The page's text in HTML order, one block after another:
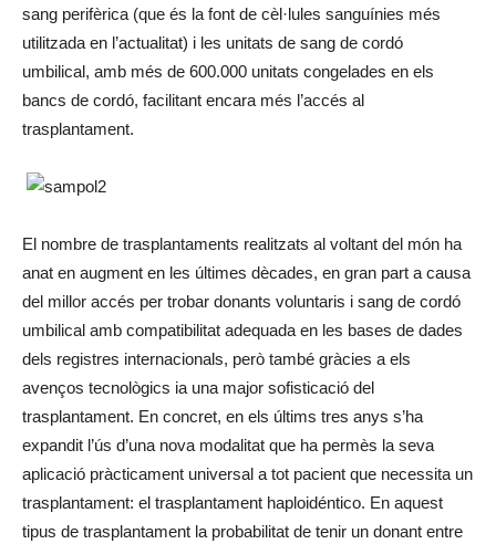
sang perifèrica (que és la font de cèl·lules sanguínies més
utilitzada en l’actualitat) i les unitats de sang de cordó
umbilical, amb més de 600.000 unitats congelades en els
bancs de cordó, facilitant encara més l’accés al
trasplantament.
El nombre de trasplantaments realitzats al voltant del món ha
anat en augment en les últimes dècades, en gran part a causa
del millor accés per trobar donants voluntaris i sang de cordó
umbilical amb compatibilitat adequada en les bases de dades
dels registres internacionals, però també gràcies a els
avenços tecnològics ia una major sofisticació del
trasplantament. En concret, en els últims tres anys s’ha
expandit l’ús d’una nova modalitat que ha permès la seva
aplicació pràcticament universal a tot pacient que necessita un
trasplantament: el trasplantament haploidéntico. En aquest
tipus de trasplantament la probabilitat de tenir un donant entre